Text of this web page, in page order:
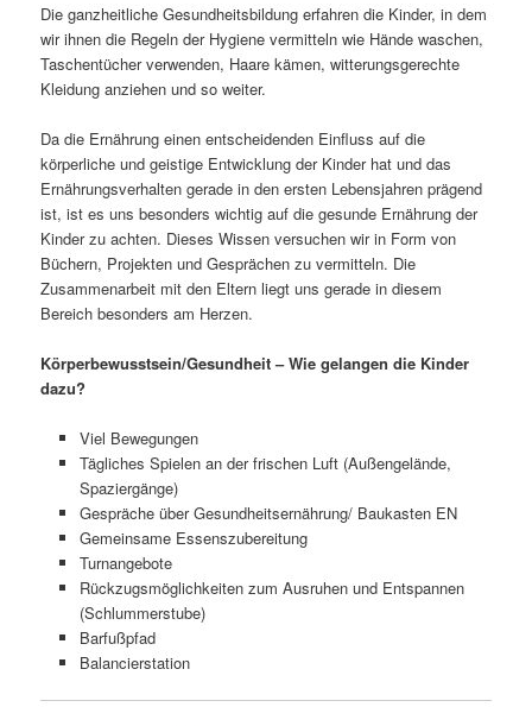
Die ganzheitliche Gesundheitsbildung erfahren die Kinder, in dem
wir ihnen die Regeln der Hygiene vermitteln wie Hände waschen,
Taschentücher verwenden, Haare kämen, witterungsgerechte
Kleidung anziehen und so weiter.
Da die Ernährung einen entscheidenden Einfluss auf die
körperliche und geistige Entwicklung der Kinder hat und das
Ernährungsverhalten gerade in den ersten Lebensjahren prägend
ist, ist es uns besonders wichtig auf die gesunde Ernährung der
Kinder zu achten. Dieses Wissen versuchen wir in Form von
Büchern, Projekten und Gesprächen zu vermitteln. Die
Zusammenarbeit mit den Eltern liegt uns gerade in diesem
Bereich besonders am Herzen.
Körperbewusstsein/Gesundheit – Wie gelangen die Kinder
dazu?
Viel Bewegungen
Tägliches Spielen an der frischen Luft (Außengelände,
Spaziergänge)
Gespräche über Gesundheitsernährung/ Baukasten EN
Gemeinsame Essenszubereitung
Turnangebote
Rückzugsmöglichkeiten zum Ausruhen und Entspannen
(Schlummerstube)
Barfußpfad
Balancierstation